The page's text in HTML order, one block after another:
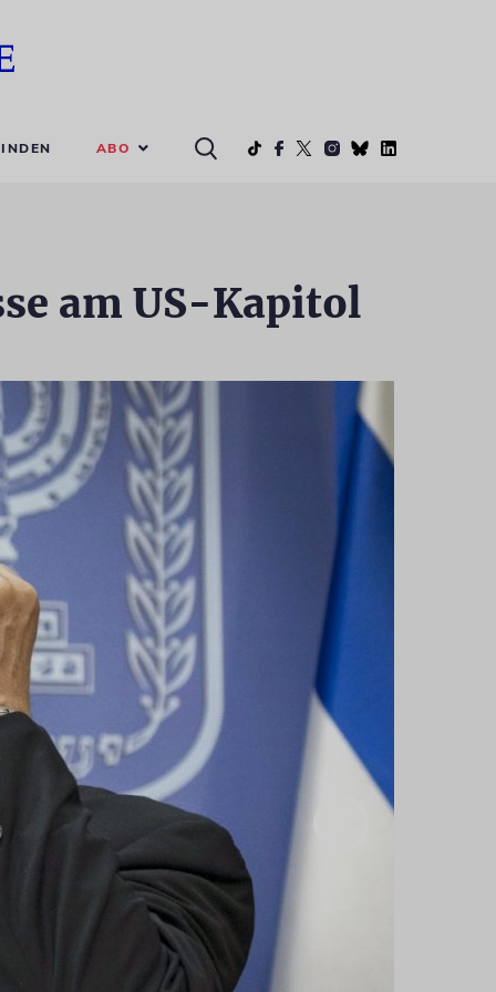
ABO
am US-Kapitol